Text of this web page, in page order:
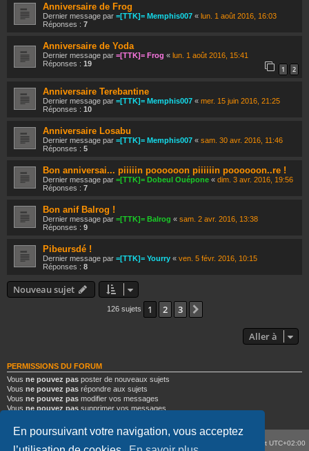
En poursuivant votre navigation, vous acceptez
Anniversaire de Frog
Dernier message par =[TTK]= Memphis007 « lun. 1 août 2016, 16:03
Réponses : 7
Anniversaire de Yoda
Dernier message par =[TTK]= Frog « lun. 1 août 2016, 15:41
Réponses : 19
1 2
Anniversaire Terebantine
Dernier message par =[TTK]= Memphis007 « mer. 15 juin 2016, 21:25
Réponses : 10
Anniversaire Losabu
Dernier message par =[TTK]= Memphis007 « sam. 30 avr. 2016, 11:46
Réponses : 5
Bon anniversai... piiiiin poooooon piiiiiin poooooon..re !
Dernier message par =[TTK]= Dobeul Ouépone « dim. 3 avr. 2016, 19:56
Réponses : 7
Bon anif Balrog !
Dernier message par =[TTK]= Balrog « sam. 2 avr. 2016, 13:38
Réponses : 9
Pibeursdé !
Dernier message par =[TTK]= Yourry « ven. 5 févr. 2016, 10:15
Réponses : 8
Nouveau sujet
126 sujets 1 2 3
Aller à
PERMISSIONS DU FORUM
Vous ne pouvez pas poster de nouveaux sujets
Vous ne pouvez pas répondre aux sujets
Vous ne pouvez pas modifier vos messages
Vous ne pouvez pas supprimer vos messages
Heures au format UTC+02:00